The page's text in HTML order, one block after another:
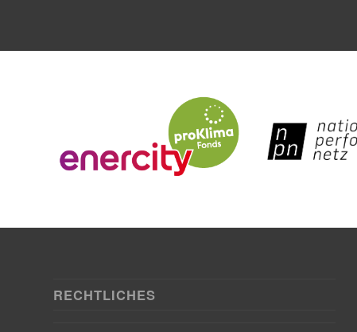
RECHTLICHES